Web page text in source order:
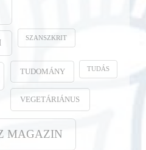
SZANSZKRIT
TUDOMÁNY TUDÁS
VEGETÁRIÁNUS
MAGAZIN